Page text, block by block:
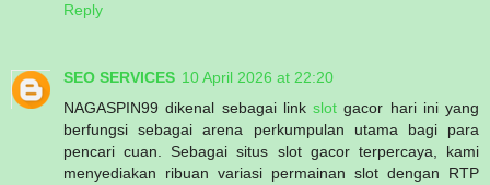
Reply
SEO SERVICES 10 April 2026 at 22:20
NAGASPIN99 dikenal sebagai link slot gacor hari ini yang
berfungsi sebagai arena perkumpulan utama bagi para
pencari cuan. Sebagai situs slot gacor terpercaya, kami
menyediakan ribuan variasi permainan slot dengan RTP